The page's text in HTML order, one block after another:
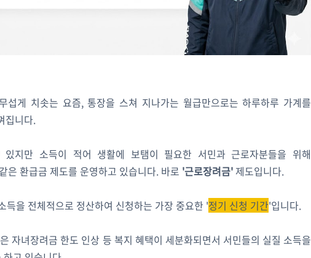
섭게 치솟는 요즘, 통장을 스쳐 지나가는 월급만으로는 하루하루 가계를
집니다.
지만 소득이 적어 생활에 보탬이 필요한 서민과 근로자분들을 위해
은 환급금 제도를 운영하고 있습니다. 바로 '근로장려금' 제도입니다.
득을 전체적으로 정산하여 신청하는 가장 중요한 '정기 신청 기간'입니다.
자녀장려금 한도 인상 등 복지 혜택이 세분화되면서 서민들의 실질 소득을